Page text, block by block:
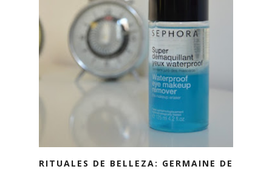
RITUALES DE BELLEZA: GERMAINE DE